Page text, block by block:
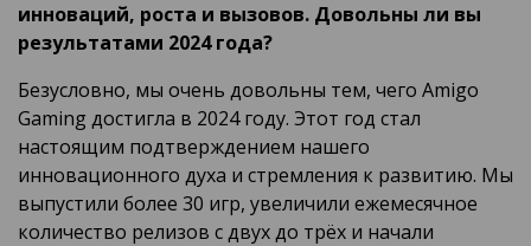
инноваций, роста и вызовов. Довольны ли вы
результатами 2024 года?
Безусловно, мы очень довольны тем, чего Amigo
Gaming достигла в 2024 году. Этот год стал
настоящим подтверждением нашего
инновационного духа и стремления к развитию. Мы
выпустили более 30 игр, увеличили ежемесячное
количество релизов с двух до трёх и начали